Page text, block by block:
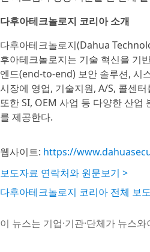
다후아테크놀로지 코리아 소개
다후아테크놀로지(Dahua
후아테크놀로지는 기술 혁신을 기
엔드(end-to-end) 보안 솔루션, 시
시장에 영업, 기술지원, A/S, 콜센
또한 SI, OEM 사업 등 다양한 산
를 제공한다.
웹사이트: https://
보도자료 연락처와 원문보기 >
다후아테크놀로지 코리아 전체 보
이 뉴스는 기업·기관·단체가 뉴스